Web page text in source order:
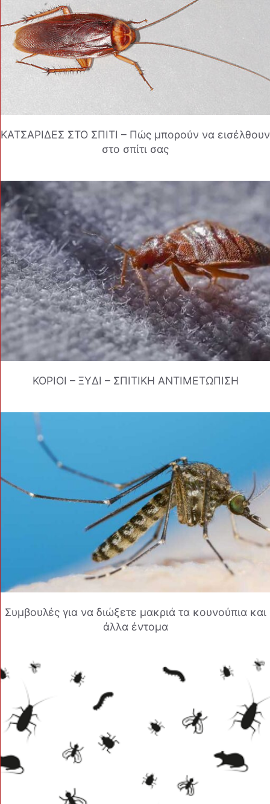
ΚΑΤΣΑΡΙΔΕΣ ΣΤΟ ΣΠΙΤΙ – Πώς μπορούν να εισέλθουν
στο σπίτι σας
ΚΟΡΙΟΙ – ΞΥΔΙ – ΣΠΙΤΙΚΗ ΑΝΤΙΜΕΤΩΠΙΣΗ
Συμβουλές για να διώξετε μακριά τα κουνούπια και
άλλα έντομα